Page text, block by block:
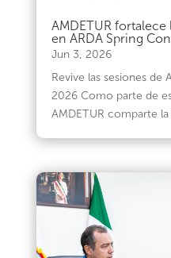
AMDETUR
en ARDA Spring
Jun 3, 2026
Revive las sesiones de
2026 Como parte de
AMDETUR comparte